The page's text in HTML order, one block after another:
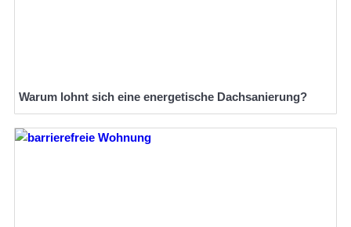
Warum lohnt sich eine energetische Dachsanierung?